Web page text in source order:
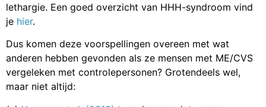
lethargie. Een goed overzicht van HHH-syndroom vind
je hier.
Dus komen deze voorspellingen overeen met wat
anderen hebben gevonden als ze mensen met ME/CVS
vergeleken met controlepersonen? Grotendeels wel,
maar niet altijd: